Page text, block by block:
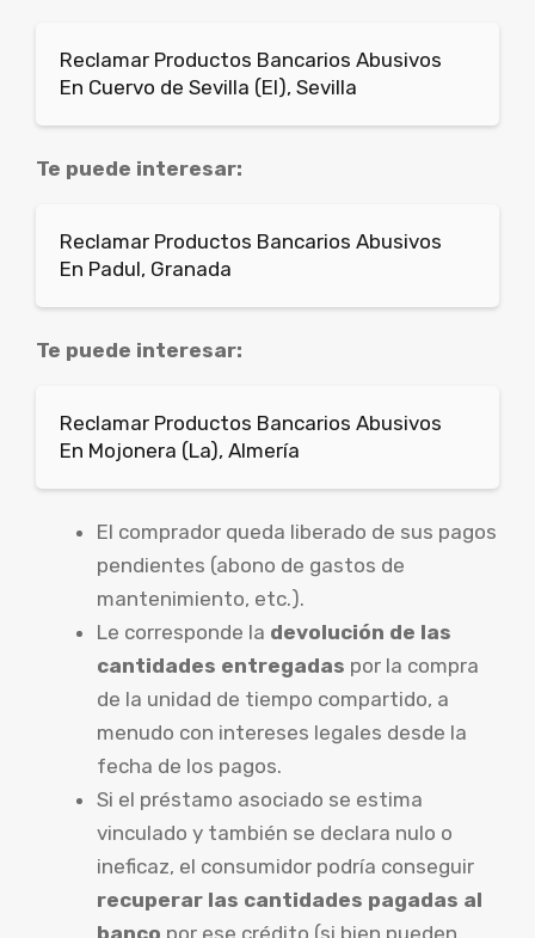
Reclamar Productos Bancarios Abusivos
En Cuervo de Sevilla (El), Sevilla
Te puede interesar:
Reclamar Productos Bancarios Abusivos
En Padul, Granada
Te puede interesar:
Reclamar Productos Bancarios Abusivos
En Mojonera (La), Almería
El comprador queda liberado de sus pagos
pendientes (abono de gastos de
mantenimiento, etc.).
Le corresponde la devolución de las
cantidades entregadas por la compra
de la unidad de tiempo compartido, a
menudo con intereses legales desde la
fecha de los pagos.
Si el préstamo asociado se estima
vinculado y también se declara nulo o
ineficaz, el consumidor podría conseguir
recuperar las cantidades pagadas al
banco por ese crédito (si bien pueden